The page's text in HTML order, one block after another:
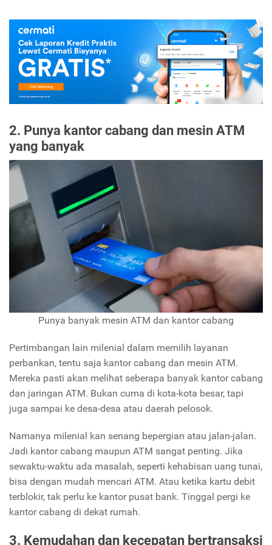
2. Punya kantor cabang dan mesin ATM
yang banyak
Punya banyak mesin ATM dan kantor cabang
Pertimbangan lain milenial dalam memilih layanan
perbankan, tentu saja kantor cabang dan mesin ATM.
Mereka pasti akan melihat seberapa banyak kantor cabang
dan jaringan ATM. Bukan cuma di kota-kota besar, tapi
juga sampai ke desa-desa atau daerah pelosok.
Namanya milenial kan senang bepergian atau jalan-jalan.
Jadi kantor cabang maupun ATM sangat penting. Jika
sewaktu-waktu ada masalah, seperti kehabisan uang tunai,
bisa dengan mudah mencari ATM. Atau ketika kartu debit
terblokir, tak perlu ke kantor pusat bank. Tinggal pergi ke
kantor cabang di dekat rumah.
3. Kemudahan dan kecepatan bertransaksi